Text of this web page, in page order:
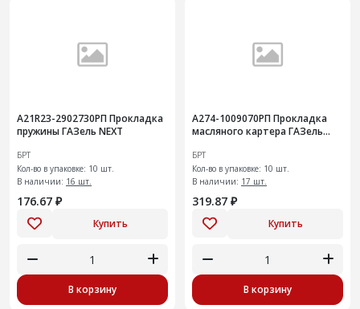
А21R23-2902730РП Прокладка
пружины ГАЗель NEXT
БРТ
Кол-во в упаковке: 10 шт.
В наличии: 16 шт.
176.67 ₽
Купить
В корзину
А274-1009070РП Прокладка
масляного картера ГАЗель
БРТ
Кол-во в упаковке: 10 шт.
В наличии: 17 шт.
319.87 ₽
Купить
В корзину